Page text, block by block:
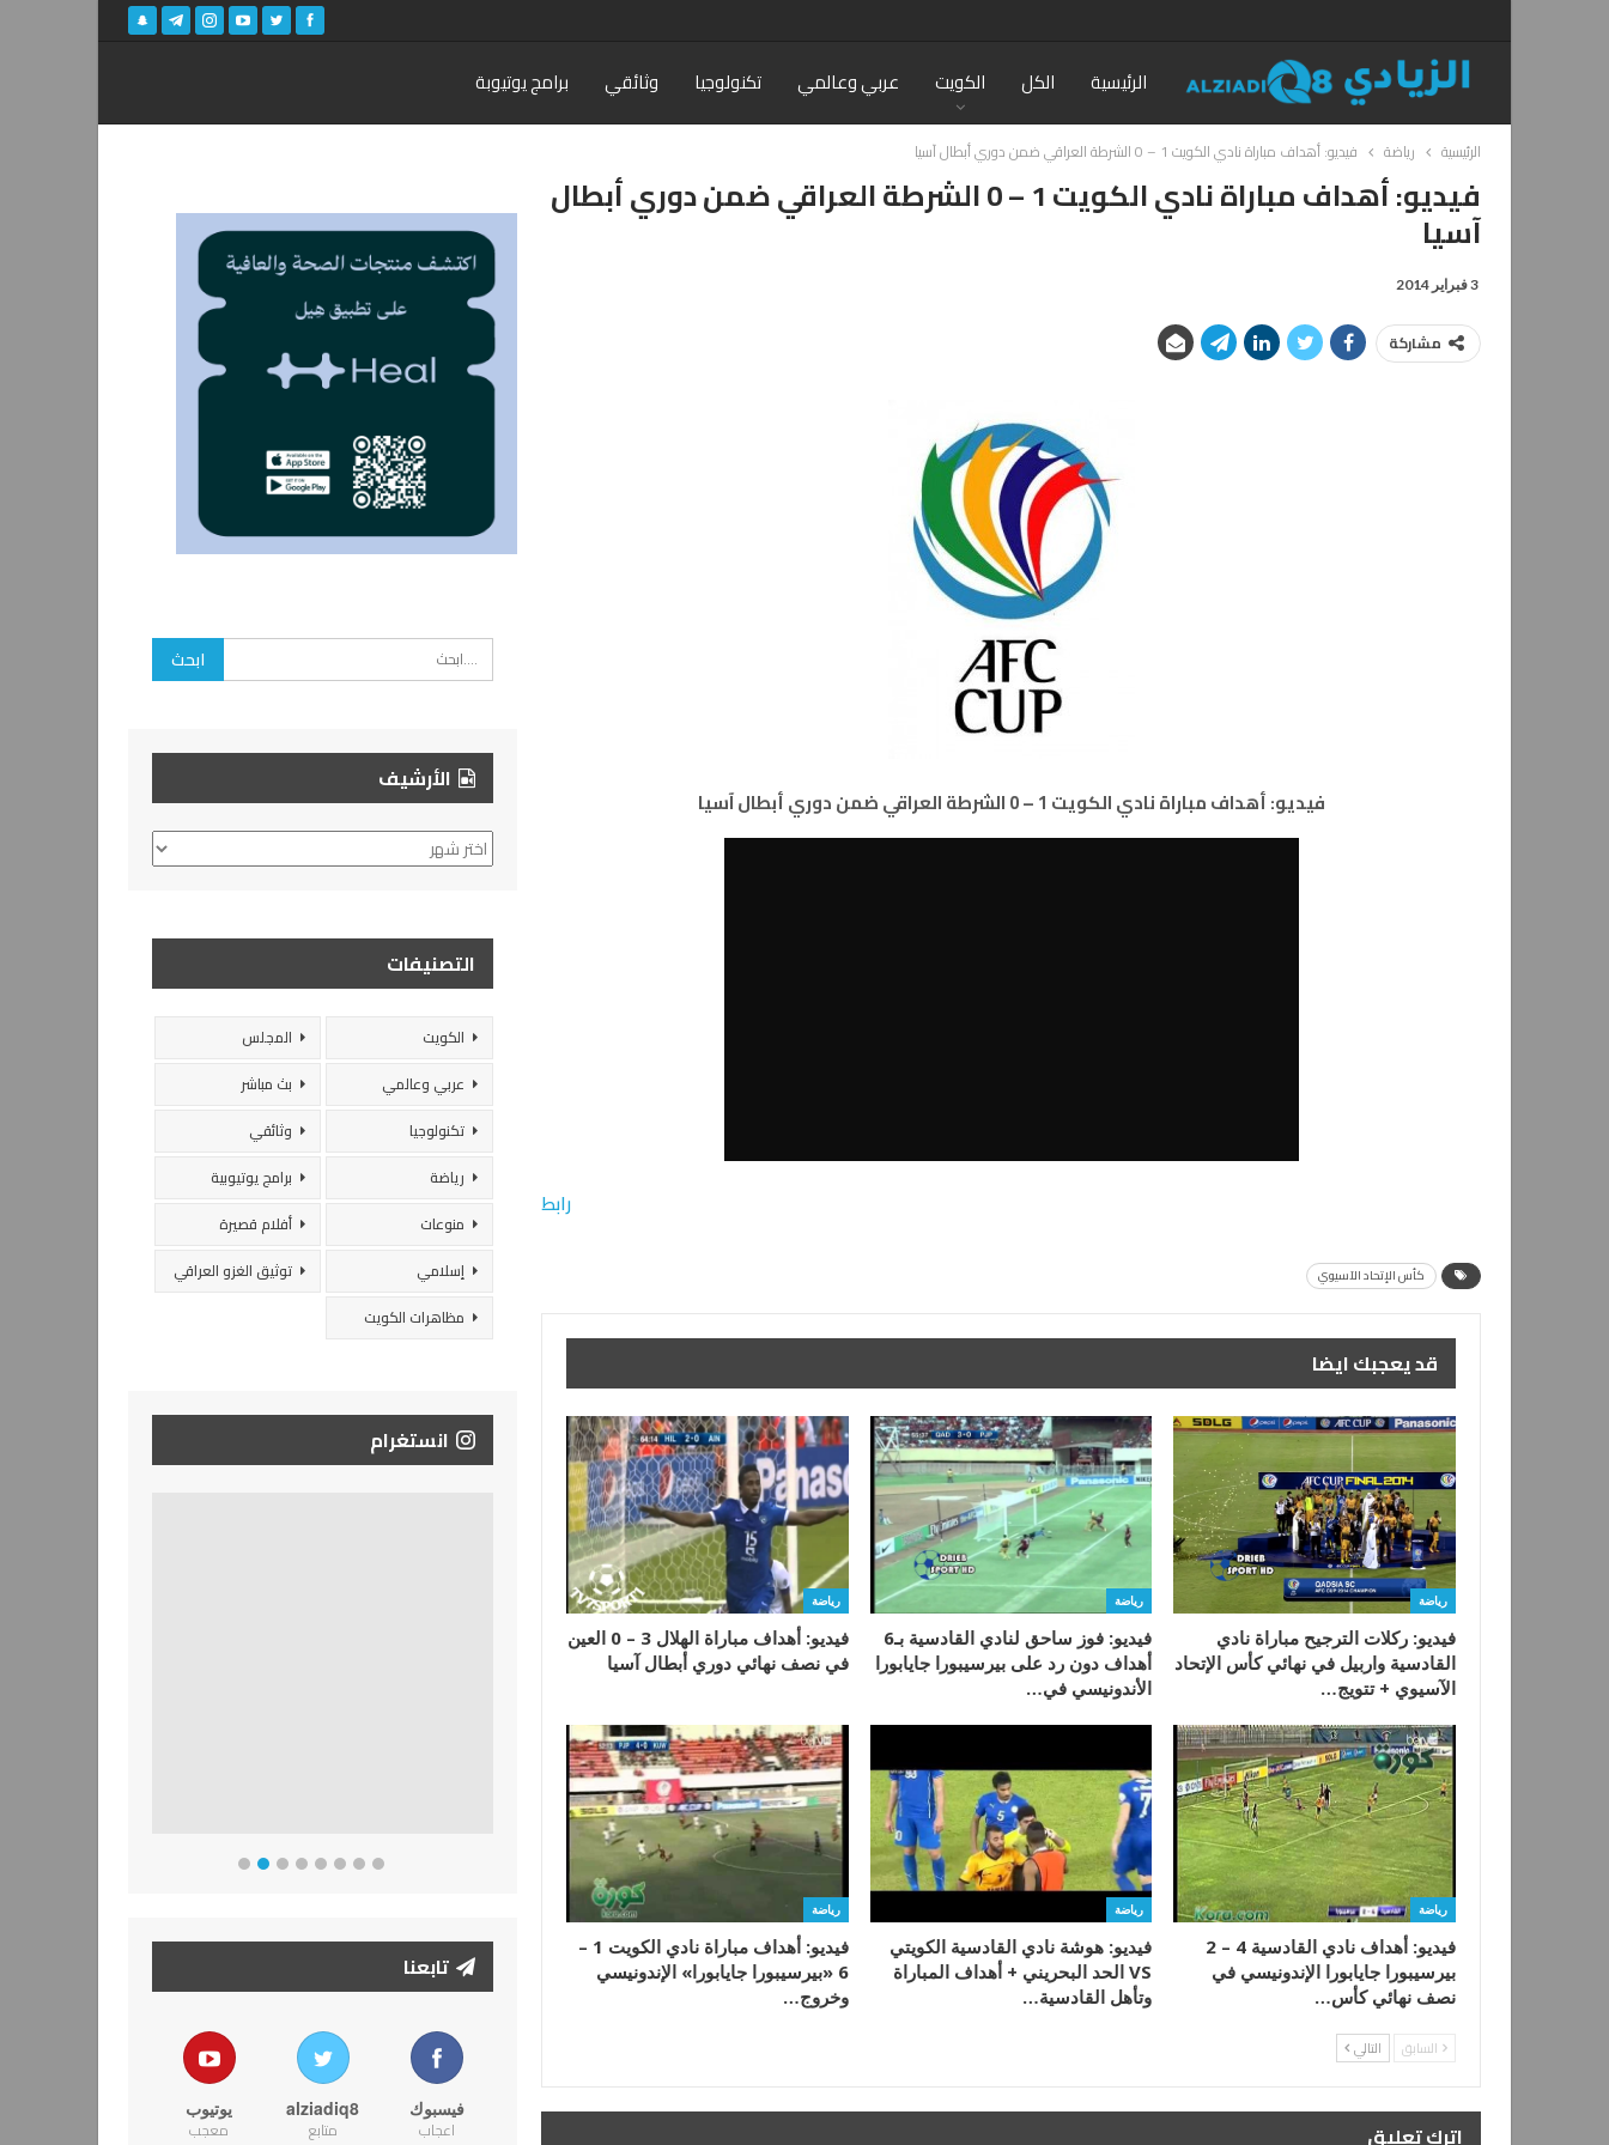
الرئيسية الكل الكويت عربي وعالمي تكنولوجيا وثائقي برامج يوتيوبة
الرئيسية رياضة فيديو: أهداف مباراة نادي الكويت 1 – 0 الشرطة العراقي ضمن دوري أبطال آسيا
فيديو: أهداف مباراة نادي الكويت 1 – 0 الشرطة العراقي ضمن دوري أبطال
آسيا
3 فبراير 2014
مشاركة
فيديو: أهداف مباراة نادي الكويت 1 – 0 الشرطة العراقي ضمن دوري أبطال آسيا
رابط
كأس الإتحاد الآسيوي
قد يعجبك ايضا
رياضة
فيديو: ركلات الترجيح مباراة نادي
القادسية واربيل في نهائي كأس الإتحاد
الآسيوي + تتويج…
رياضة
فيديو: فوز ساحق لنادي القادسية بـ6
أهداف دون رد على بيرسيبورا جايابورا
الأندونيسي في…
رياضة
فيديو: أهداف مباراة الهلال 3 – 0 العين
في نصف نهائي دوري أبطال آسيا
رياضة
فيديو: أهداف نادي القادسية 4 – 2
بيرسيبورا جايابورا الإندونيسي في
نصف نهائي كأس…
رياضة
فيديو: هوشة نادي القادسية الكويتي
VS الحد البحريني + أهداف المباراة
وتأهل القادسية…
رياضة
فيديو: أهداف مباراة نادي الكويت 1 –
6 «بيرسيبورا جايابورا» الإندونيسي
وخروج…
السابق التالي
اترك تعليق
الأرشيف
الأرشيف
التصنيفات
الكويت
المجلس
عربي وعالمي
بث مباشر
تكنولوجيا
وثائقي
رياضة
برامج يوتيوبية
منوعات
أفلام قصيرة
إسلامي
توثيق الغزو العراقي
مظاهرات الكويت
انستغرام
تابعنا
فيسبوك
اعجاب
alziadiq8
متابع
يوتيوب
معجب